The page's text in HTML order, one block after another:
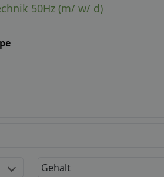
50Hz (m/ w/ d)
Gehalt